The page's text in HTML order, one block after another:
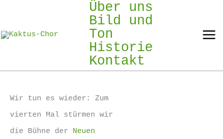
springen
Über uns
Bild und
Ton
Historie
Kontakt
Wir tun es wieder: Zum
vierten Mal stürmen wir
die Bühne der Neuen